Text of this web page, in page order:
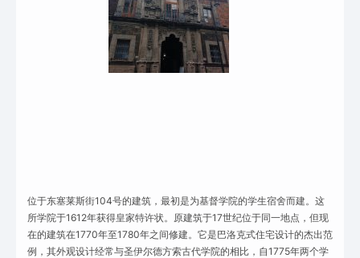
位于东塞莱斯街104号的建筑，最初是为基督学院的学生宿舍而建。这
所学院于1612年获得皇家特许状。原建筑于17世纪位于同一地点，但现
在的建筑在1770年至1780年之间修建。它是巴洛克式住宅设计的杰出范
例，其外观设计经常与圣伊尔德方索古代学院的相比，自1775年两个学